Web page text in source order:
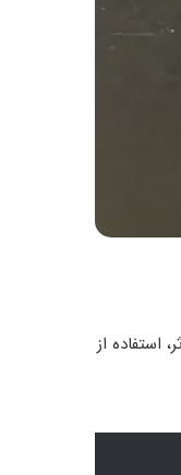
استفاده از